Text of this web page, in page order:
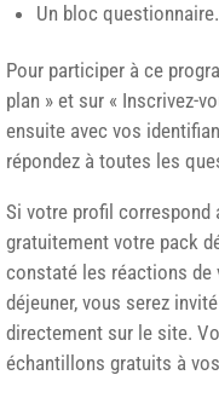
Un bloc questionnaire.
Pour participer à ce
plan » et sur « Inscrivez-
ensuite avec vos
répondez à toutes les
Si votre profil correspond
gratuitement votre pack
constaté les réactions de
déjeuner, vous serez
directement sur le site.
échantillons gratuits à